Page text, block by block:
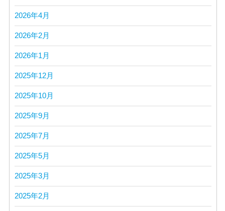
2026年4月
2026年2月
2026年1月
2025年12月
2025年10月
2025年9月
2025年7月
2025年5月
2025年3月
2025年2月